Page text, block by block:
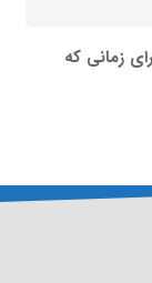
زمانی که